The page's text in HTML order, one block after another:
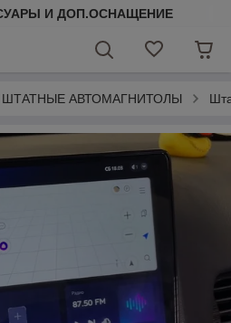
И ДОП.ОСНАЩЕНИЕ
ШТАТНЫЕ АВТОМАГНИТОЛЫ